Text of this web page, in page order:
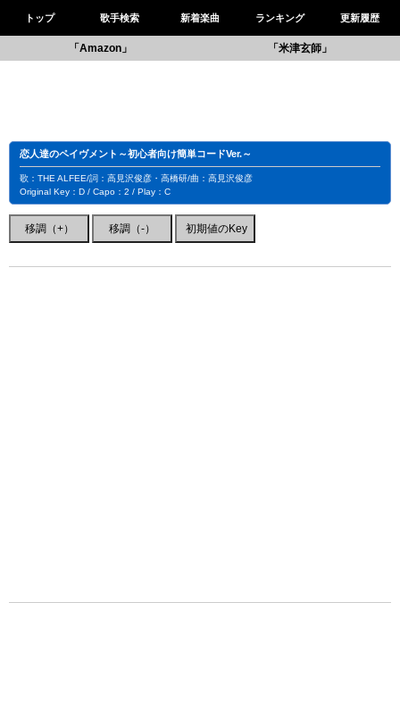
トップ 歌手検索 新着楽曲 ランキング 更新履歴
「Amazon」 「米津玄師」
恋人達のペイヴメント～初心者向け簡単コードVer.～
歌：THE ALFEE/詞：高見沢俊彦・高橋研/曲：高見沢俊彦
Original Key：D / Capo：2 / Play：C